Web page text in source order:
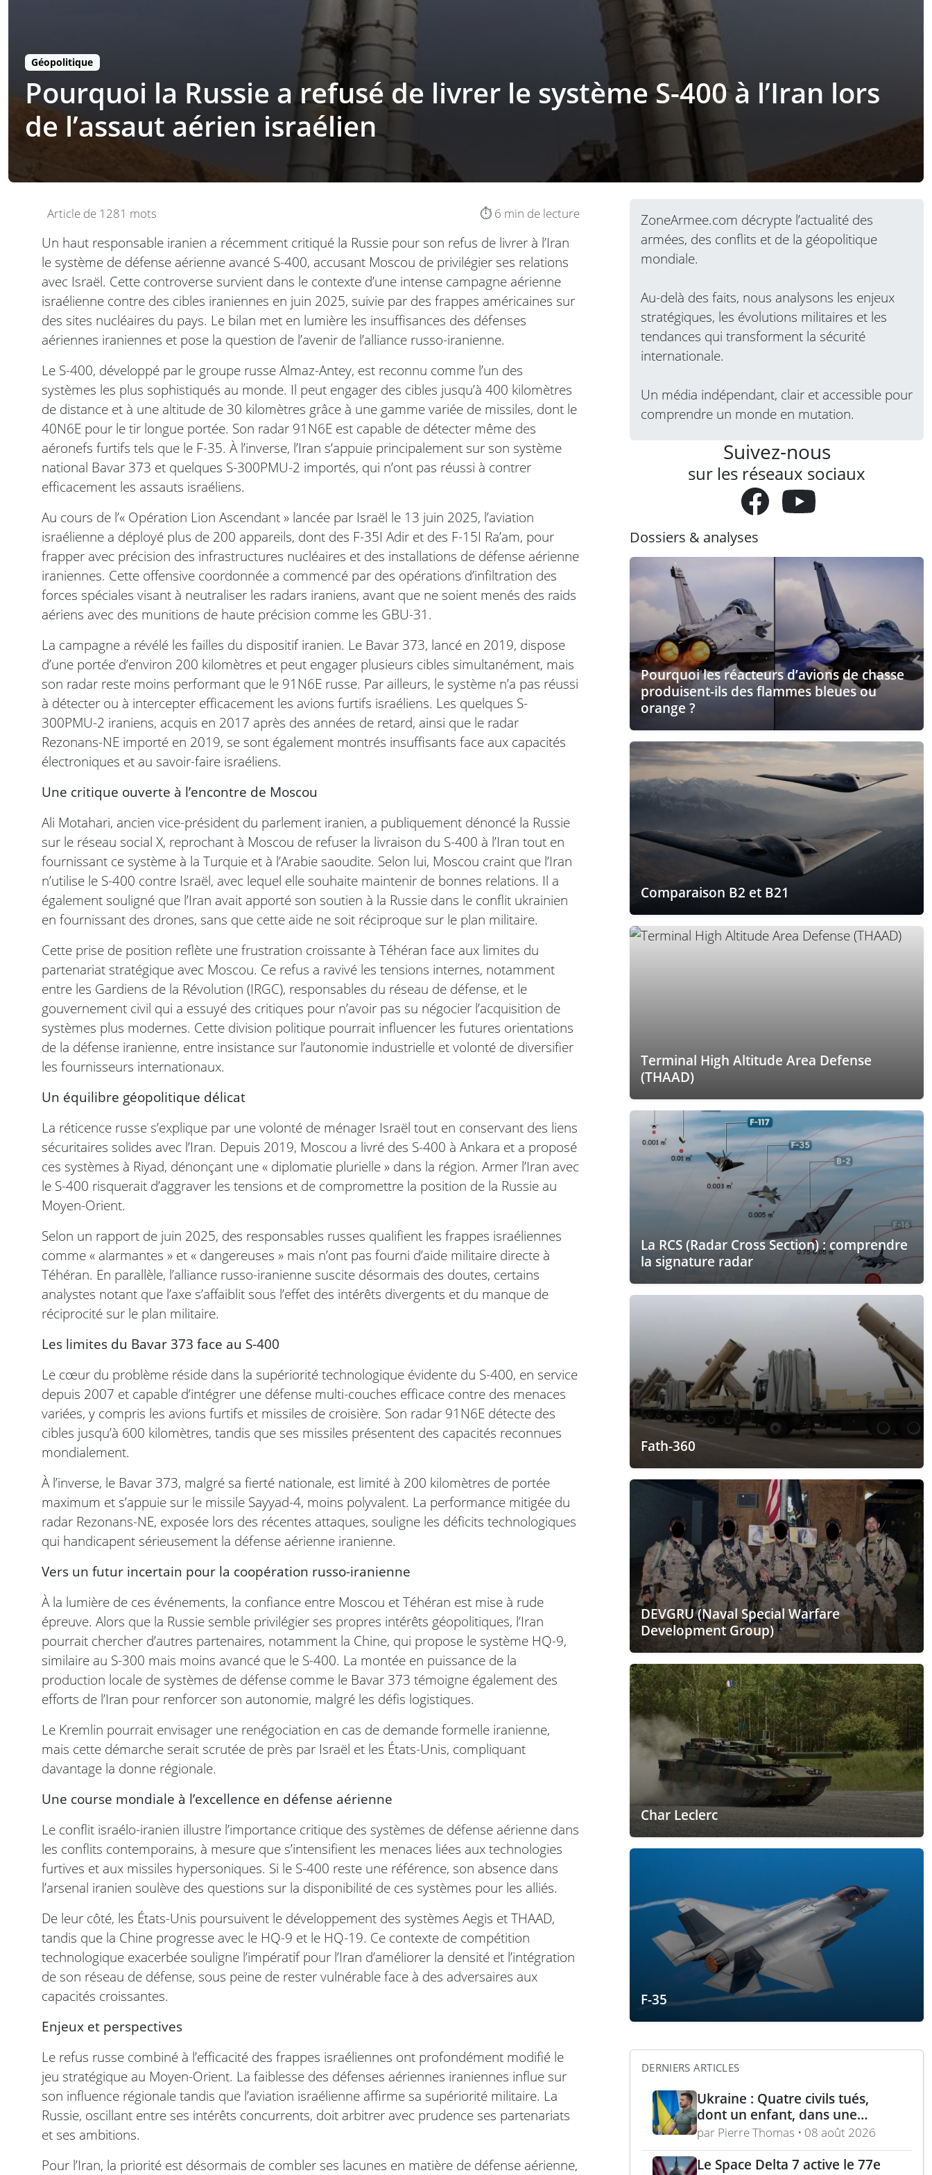
Géopolitique
Pourquoi la Russie a refusé de livrer le système S-400 à l’Iran lors
de l’assaut aérien israélien
Article de 1281 mots ⏱️ 6 min de lecture
Un haut responsable iranien a récemment critiqué la Russie pour son refus de livrer à l’Iran
le système de défense aérienne avancé S-400, accusant Moscou de privilégier ses relations
avec Israël. Cette controverse survient dans le contexte d’une intense campagne aérienne
israélienne contre des cibles iraniennes en juin 2025, suivie par des frappes américaines sur
des sites nucléaires du pays. Le bilan met en lumière les insuffisances des défenses
aériennes iraniennes et pose la question de l’avenir de l’alliance russo-iranienne.
Le S-400, développé par le groupe russe Almaz-Antey, est reconnu comme l’un des
systèmes les plus sophistiqués au monde. Il peut engager des cibles jusqu’à 400 kilomètres
de distance et à une altitude de 30 kilomètres grâce à une gamme variée de missiles, dont le
40N6E pour le tir longue portée. Son radar 91N6E est capable de détecter même des
aéronefs furtifs tels que le F-35. À l’inverse, l’Iran s’appuie principalement sur son système
national Bavar 373 et quelques S-300PMU-2 importés, qui n’ont pas réussi à contrer
efficacement les assauts israéliens.
Au cours de l’« Opération Lion Ascendant » lancée par Israël le 13 juin 2025, l’aviation
israélienne a déployé plus de 200 appareils, dont des F-35I Adir et des F-15I Ra’am, pour
frapper avec précision des infrastructures nucléaires et des installations de défense aérienne
iraniennes. Cette offensive coordonnée a commencé par des opérations d’infiltration des
forces spéciales visant à neutraliser les radars iraniens, avant que ne soient menés des raids
aériens avec des munitions de haute précision comme les GBU-31.
La campagne a révélé les failles du dispositif iranien. Le Bavar 373, lancé en 2019, dispose
d’une portée d’environ 200 kilomètres et peut engager plusieurs cibles simultanément, mais
son radar reste moins performant que le 91N6E russe. Par ailleurs, le système n’a pas réussi
à détecter ou à intercepter efficacement les avions furtifs israéliens. Les quelques S-
300PMU-2 iraniens, acquis en 2017 après des années de retard, ainsi que le radar
Rezonans-NE importé en 2019, se sont également montrés insuffisants face aux capacités
électroniques et au savoir-faire israéliens.
Une critique ouverte à l’encontre de Moscou
Ali Motahari, ancien vice-président du parlement iranien, a publiquement dénoncé la Russie
sur le réseau social X, reprochant à Moscou de refuser la livraison du S-400 à l’Iran tout en
fournissant ce système à la Turquie et à l’Arabie saoudite. Selon lui, Moscou craint que l’Iran
n’utilise le S-400 contre Israël, avec lequel elle souhaite maintenir de bonnes relations. Il a
également souligné que l’Iran avait apporté son soutien à la Russie dans le conflit ukrainien
en fournissant des drones, sans que cette aide ne soit réciproque sur le plan militaire.
Cette prise de position reflète une frustration croissante à Téhéran face aux limites du
partenariat stratégique avec Moscou. Ce refus a ravivé les tensions internes, notamment
entre les Gardiens de la Révolution (IRGC), responsables du réseau de défense, et le
gouvernement civil qui a essuyé des critiques pour n’avoir pas su négocier l’acquisition de
systèmes plus modernes. Cette division politique pourrait influencer les futures orientations
de la défense iranienne, entre insistance sur l’autonomie industrielle et volonté de diversifier
les fournisseurs internationaux.
Un équilibre géopolitique délicat
La réticence russe s’explique par une volonté de ménager Israël tout en conservant des liens
sécuritaires solides avec l’Iran. Depuis 2019, Moscou a livré des S-400 à Ankara et a proposé
ces systèmes à Riyad, dénonçant une « diplomatie plurielle » dans la région. Armer l’Iran avec
le S-400 risquerait d’aggraver les tensions et de compromettre la position de la Russie au
Moyen-Orient.
Selon un rapport de juin 2025, des responsables russes qualifient les frappes israéliennes
comme « alarmantes » et « dangereuses » mais n’ont pas fourni d’aide militaire directe à
Téhéran. En parallèle, l’alliance russo-iranienne suscite désormais des doutes, certains
analystes notant que l’axe s’affaiblit sous l’effet des intérêts divergents et du manque de
réciprocité sur le plan militaire.
Les limites du Bavar 373 face au S-400
Le cœur du problème réside dans la supériorité technologique évidente du S-400, en service
depuis 2007 et capable d’intégrer une défense multi-couches efficace contre des menaces
variées, y compris les avions furtifs et missiles de croisière. Son radar 91N6E détecte des
cibles jusqu’à 600 kilomètres, tandis que ses missiles présentent des capacités reconnues
mondialement.
À l’inverse, le Bavar 373, malgré sa fierté nationale, est limité à 200 kilomètres de portée
maximum et s’appuie sur le missile Sayyad-4, moins polyvalent. La performance mitigée du
radar Rezonans-NE, exposée lors des récentes attaques, souligne les déficits technologiques
qui handicapent sérieusement la défense aérienne iranienne.
Vers un futur incertain pour la coopération russo-iranienne
À la lumière de ces événements, la confiance entre Moscou et Téhéran est mise à rude
épreuve. Alors que la Russie semble privilégier ses propres intérêts géopolitiques, l’Iran
pourrait chercher d’autres partenaires, notamment la Chine, qui propose le système HQ-9,
similaire au S-300 mais moins avancé que le S-400. La montée en puissance de la
production locale de systèmes de défense comme le Bavar 373 témoigne également des
efforts de l’Iran pour renforcer son autonomie, malgré les défis logistiques.
Le Kremlin pourrait envisager une renégociation en cas de demande formelle iranienne,
mais cette démarche serait scrutée de près par Israël et les États-Unis, compliquant
davantage la donne régionale.
Une course mondiale à l’excellence en défense aérienne
Le conflit israélo-iranien illustre l’importance critique des systèmes de défense aérienne dans
les conflits contemporains, à mesure que s’intensifient les menaces liées aux technologies
furtives et aux missiles hypersoniques. Si le S-400 reste une référence, son absence dans
l’arsenal iranien soulève des questions sur la disponibilité de ces systèmes pour les alliés.
De leur côté, les États-Unis poursuivent le développement des systèmes Aegis et THAAD,
tandis que la Chine progresse avec le HQ-9 et le HQ-19. Ce contexte de compétition
technologique exacerbée souligne l’impératif pour l’Iran d’améliorer la densité et l’intégration
de son réseau de défense, sous peine de rester vulnérable face à des adversaires aux
capacités croissantes.
Enjeux et perspectives
Le refus russe combiné à l’efficacité des frappes israéliennes ont profondément modifié le
jeu stratégique au Moyen-Orient. La faiblesse des défenses aériennes iraniennes influe sur
son influence régionale tandis que l’aviation israélienne affirme sa supériorité militaire. La
Russie, oscillant entre ses intérêts concurrents, doit arbitrer avec prudence ses partenariats
et ses ambitions.
Pour l’Iran, la priorité est désormais de combler ses lacunes en matière de défense aérienne,
ZoneArmee.com décrypte l’actualité des
armées, des conflits et de la géopolitique
mondiale.
Au-delà des faits, nous analysons les enjeux
stratégiques, les évolutions militaires et les
tendances qui transforment la sécurité
internationale.
Un média indépendant, clair et accessible pour
comprendre un monde en mutation.
Suivez-nous
sur les réseaux sociaux
Dossiers & analyses
Pourquoi les réacteurs d’avions de chasse
produisent-ils des flammes bleues ou
orange ?
Comparaison B2 et B21
Terminal High Altitude Area Defense
(THAAD)
La RCS (Radar Cross Section) : comprendre
la signature radar
Fath-360
DEVGRU (Naval Special Warfare
Development Group)
Char Leclerc
F-35
DERNIERS ARTICLES
Ukraine : Quatre civils tués,
dont un enfant, dans une
attaque russe par missile
balistique sur Kiev – Deux
raffineries russes visées par
par Pierre Thomas • 08 août 2026
Le Space Delta 7 active le 77e